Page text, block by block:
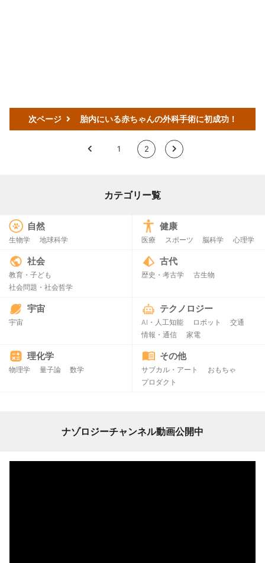
次ページ 胎内にいる赤ちゃんの外科手術に初成功！
< 1 2 >
カテゴリー覧
自然
生物学 地球科学
健康
医療 スポーツ 脳科学 心理学
社会
教育・子ども
社会問題・社会哲学
古代
歴史・考古学 古生物
宇宙
宇宙
テクノロジー
AI・人工知能 ロボット
交通
情報・通信
家電
理化学
物理学 量子論 数学
その他
サブカル・アート
おもちゃ
プロダクト
ナゾロジーチャンネル動画公開中